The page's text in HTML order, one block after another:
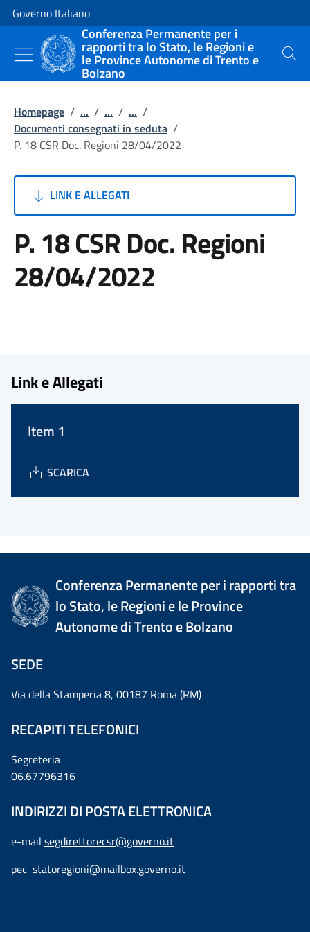
Vai al contenuto
Vai alla navigazione del sito
Governo Italiano
Conferenza Permanente per i
rapporti tra lo Stato, le Regioni e
le Province Autonome di Trento e
Bolzano
Cerca
Homepage / ... / ... / ... /
Documenti consegnati in seduta /
P. 18 CSR Doc. Regioni 28/04/2022
LINK E ALLEGATI
P. 18 CSR Doc. Regioni
28/04/2022
Link e Allegati
Item 1
SCARICA
Conferenza Permanente per i rapporti tra
lo Stato, le Regioni e le Province
Autonome di Trento e Bolzano
SEDE
Via della Stamperia 8, 00187 Roma (RM)
RECAPITI TELEFONICI
Segreteria
06.67796316
INDIRIZZI DI POSTA ELETTRONICA
e-mail segdirettorecsr@governo.it
pec statoregioni@mailbox.governo.it